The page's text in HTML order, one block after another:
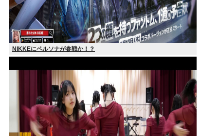
NIKKEにペルソナが参戦か！？